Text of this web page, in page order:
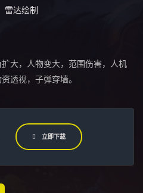
雷达绘制
大，人物变大，范围伤害，人机
透视，子弹穿墙。
立即下载